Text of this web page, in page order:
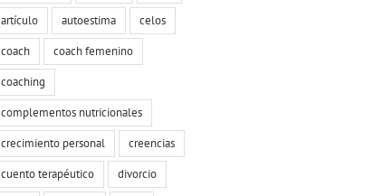
artículo
autoestima
celos
coach
coach femenino
coaching
complementos nutricionales
crecimiento personal
creencias
cuento terapéutico
divorcio